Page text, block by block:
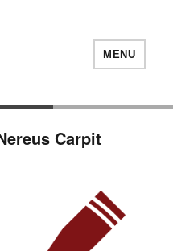
Op Roeien
MENU
Carpit